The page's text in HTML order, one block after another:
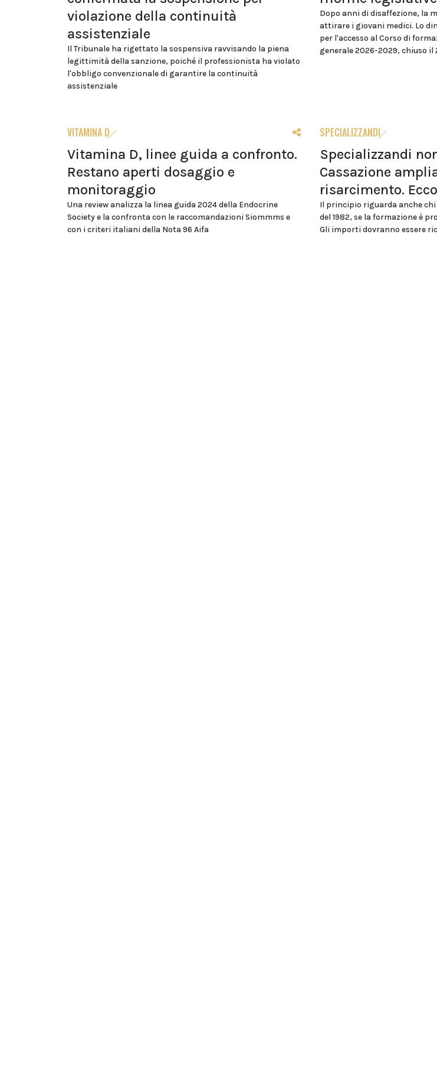
violazione della continuità
assistenziale
Il Tribunale ha rigettato la sospensiva ravvisando la piena
legittimità della sanzione, poiché il professionista ha violato
l'obbligo convenzionale di garantire la continuità
assistenziale
Dopo anni di disaffezione, la
attirare i giovani medici. Lo
per l'accesso al Corso di
generale 2026-2029, chiuso il
VITAMINA D
Vitamina D, linee guida a confronto.
Restano aperti dosaggio e
monitoraggio
Una review analizza la linea guida 2024 della Endocrine
Society e la confronta con le raccomandazioni Siommms e
con i criteri italiani della Nota 96 Aifa
SPECIALIZZANDI
Specializzandi
Cassazione
risarcimento.
Il principio riguarda anche
del 1982, se la formazione è
Gli importi dovranno essere